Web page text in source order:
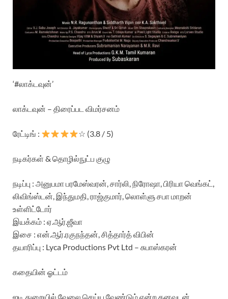
‘#லாக்டவுன்’
லாக்டவுன் – திரைப்பட விமர்சனம்
ரேட்டிங் : ☆ (3.8 / 5)
நடிகர்கள் & தொழில்நுட்ப குழு
நடிப்பு : அனுபமா பரமேஸ்வரன், சார்லி, நிரோஷா, பிரியா வெங்கட்,
லிவிங்ஸ்டன், இந்துமதி, ராஜ்குமார், லொள்ளு சபா மாறன்
உள்ளிட்டோர்
இயக்கம் : ஏ.ஆர்.ஜீவா
இசை : என்.ஆர்.ரகுநந்தன், சித்தார்த் விபின்
தயாரிப்பு : Lyca Productions Pvt Ltd – சுபாஸ்கரன்
கதையின் ஓட்டம்
ஐடி துறையில் வேலை செய்ய வேண்டும் என்ற கனவுடன்